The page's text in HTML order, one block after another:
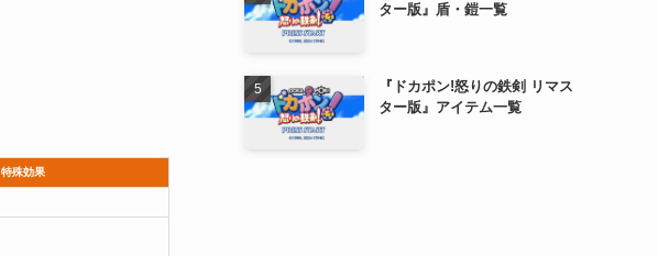
特殊効果
ター版』盾・鎧一覧
『ドカポン!怒りの鉄剣 リマス
ター版』アイテム一覧